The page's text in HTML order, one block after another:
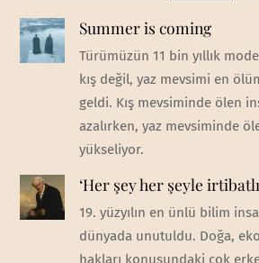
Summer is coming
Türümüzün 11 bin yıllık
kış değil, yaz mevsimi en
geldi. Kış mevsiminde ölen
azalırken, yaz mevsiminde
yükseliyor.
‘Her şey her şeyle
19. yüzyılın en ünlü bilim
dünyada unutuldu. Doğa,
hakları konusundaki çok